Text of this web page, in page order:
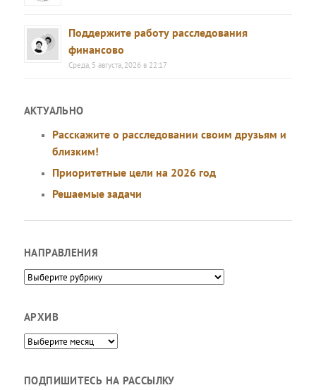
Поддержите работу расследования
финансово
Среда, 5 августа, 2026 в 22:17
АКТУАЛЬНО
Расскажите о расследовании своим друзьям и
близким!
Приоритетные цели на 2026 год
Решаемые задачи
НАПРАВЛЕНИЯ
Направления
АРХИВ
Архив
ПОДПИШИТЕСЬ НА РАССЫЛКУ